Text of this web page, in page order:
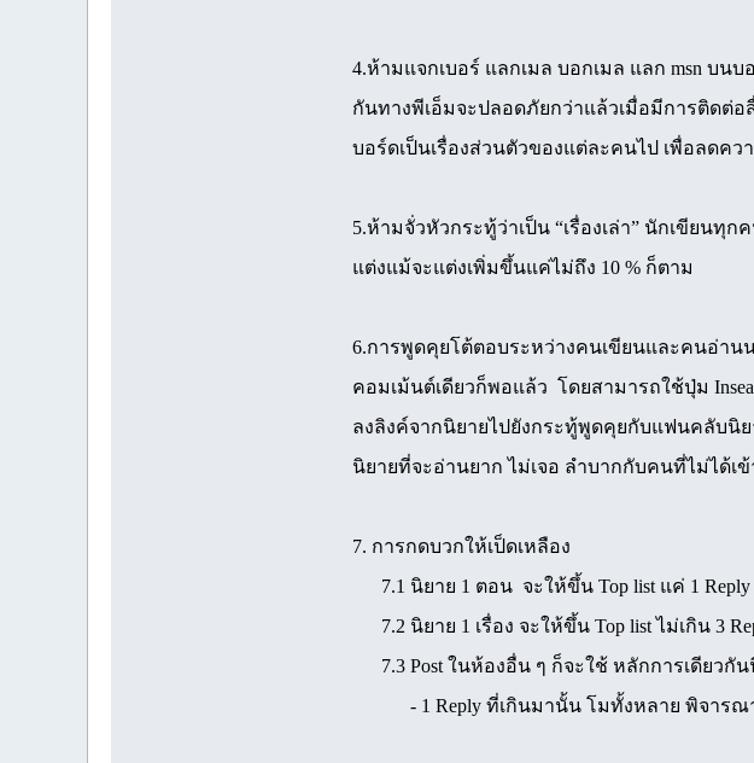
4.ห้ามแจกเบอร์ แลกเมล บอกเมล แลก msn บน
กันทางพีเอ็มจะปลอดภัยกว่าแล้วเมื่อมีการติดต่
บอร์ดเป็นเรื่องส่วนตัวของแต่ละคนไป เพื่อลดค
5.ห้ามจั่วหัวกระทู้ว่าเป็น “เรื่องเล่า” นักเขียนทุ
แต่งแม้จะแต่งเพิ่มขึ้นแค่ไม่ถึง 10 % ก็ตาม
6.การพูดคุยโต้ตอบระหว่างคนเขียนและคนอ่าน
คอมเม้นต์เดียวก็พอแล้ว โดยสามารถใช้ปุ่ม
ลงลิงค์จากนิยายไปยังกระทู้พูดคุยกับแฟนคลับนิ
นิยายที่จะอ่านยาก ไม่เจอ ลำบากกับคนที่ไม่ได้เ
7. การกดบวกให้เป็ดเหลือง
7.1 นิยาย 1 ตอน จะให้ขึ้น Top list แค่ 1
7.2 นิยาย 1 เรื่อง จะให้ขึ้น Top list ไม่เกิน 3
7.3 Post ในห้องอื่น ๆ ก็จะใช้ หลักการเดียวกัน
- 1 Reply ที่เกินมานั้น โมทั้งหลาย พิจารณาดู